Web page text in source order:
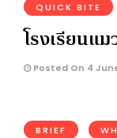
QUICK BITE
โรงเรียนแ
Posted On 4
BRIEF